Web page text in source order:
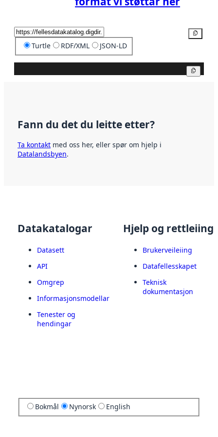
Turtle RDF/XML JSON-LD
Fann du det du leitte etter?
Ta kontakt med oss her, eller spør om hjelp i
Datalandsbyen.
Datakatalogar
Datasett
API
Omgrep
Informasjonsmodellar
Tenester og
hendingar
Hjelp og rettleiing
Brukerveileiing
Datafellesskapet
Teknisk
dokumentasjon
Bokmål Nynorsk English